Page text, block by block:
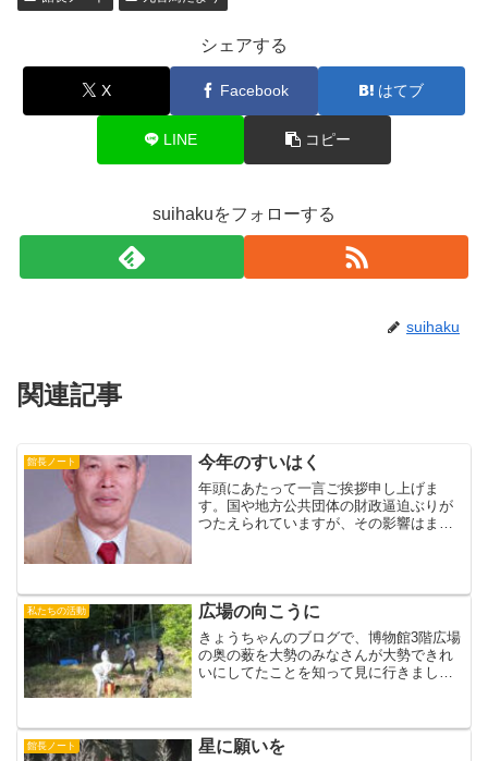
シェアする
X Facebook はてブ
LINE コピー
suihakuをフォローする
suihaku
関連記事
館長ノート 今年のすいはく
年頭にあたって一言ご挨拶申し上げま
す。国や地方公共団体の財政逼迫ぶりが
つたえられていますが、その影響はまず
苦しい状態においこまれまし...
私たちの活動 広場の向こうに
きょうちゃんのブログで、博物館3階広場
の奥の薮を大勢のみなさんが大勢できれ
いにしてたことを知って見に行きまし
小道を杭とロープでくぎり、きれいにな
っていました。1人でしば...
館長ノート 星に願いを